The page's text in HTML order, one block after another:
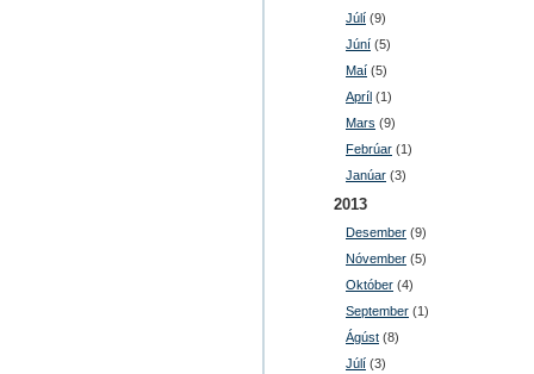
Júlí (9)
Júní (5)
Maí (5)
Apríl (1)
Mars (9)
Febrúar (1)
Janúar (3)
2013
Desember (9)
Nóvember (5)
Október (4)
September (1)
Ágúst (8)
Júlí (3)